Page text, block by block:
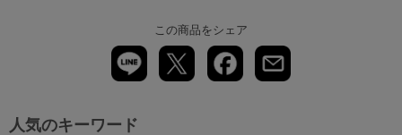
この商品をシェア
人気のキーワード